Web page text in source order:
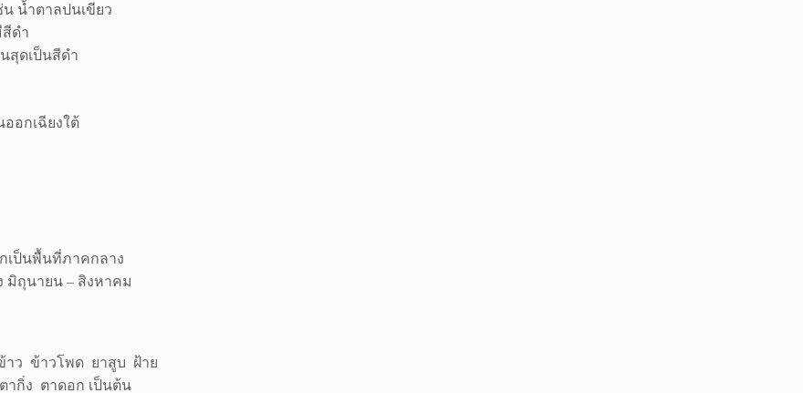
น น้ำตาลปนเขียว
ดำ
สุดเป็นสีดำ
อกเฉียงใต้
เป็นพื้นที่ภาคกลาง
มิถุนายน – สิงหาคม
าว ข้าวโพด ยาสูบ ฝ้าย
ากิ่ง ตาดอก เป็นต้น